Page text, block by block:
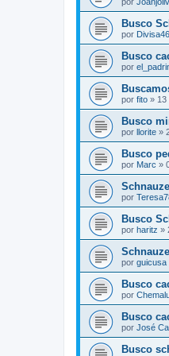
Busco
por Divisa46
Busco
por
por fito » 13
Busco
por llorite »
Busco
por Marc »
por
Busco
por haritz »
por guicusa
Busco
por
Busco
por José
Busco